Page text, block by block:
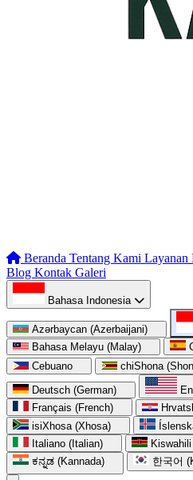
Beranda Tentang Kami Layanan
Blog Kontak Galeri
Bahasa Indonesia
Azərbaycan (Azerbaijani)
Bahasa Melayu (Malay)
Cebuano
chiShona
Deutsch (German)
Français (French)
isiXhosa (Xhosa)
Italiano (Italian)
ಕನ್ನಡ (Kannada)
한국어